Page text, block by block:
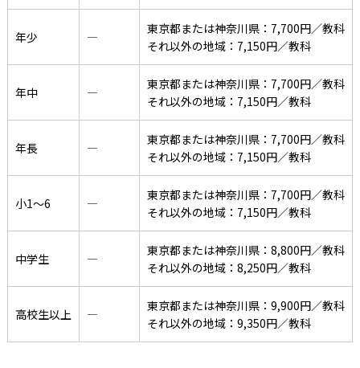
年少 ―
東京都または神奈川県：7,700円／教科
それ以外の地域：7,150円／教科
年中 ―
東京都または神奈川県：7,700円／教科
それ以外の地域：7,150円／教科
年長 ―
東京都または神奈川県：7,700円／教科
それ以外の地域：7,150円／教科
小1〜6 ―
東京都または神奈川県：7,700円／教科
それ以外の地域：7,150円／教科
中学生 ―
東京都または神奈川県：8,800円／教科
それ以外の地域：8,250円／教科
高校生以上 ―
東京都または神奈川県：9,900円／教科
それ以外の地域：9,350円／教科